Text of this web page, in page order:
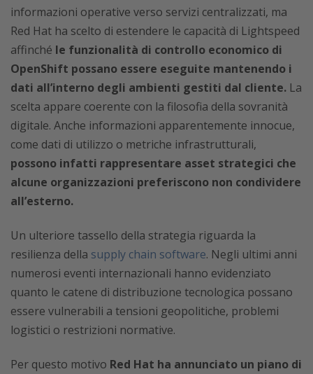
informazioni operative verso servizi centralizzati, ma
Red Hat ha scelto di estendere le capacità di Lightspeed
affinché le funzionalità di controllo economico di
OpenShift possano essere eseguite mantenendo i
dati all’interno degli ambienti gestiti dal cliente. La
scelta appare coerente con la filosofia della sovranità
digitale. Anche informazioni apparentemente innocue,
come dati di utilizzo o metriche infrastrutturali,
possono infatti rappresentare asset strategici che
alcune organizzazioni preferiscono non condividere
all’esterno.
Un ulteriore tassello della strategia riguarda la
resilienza della supply chain software. Negli ultimi anni
numerosi eventi internazionali hanno evidenziato
quanto le catene di distribuzione tecnologica possano
essere vulnerabili a tensioni geopolitiche, problemi
logistici o restrizioni normative.
Per questo motivo Red Hat ha annunciato un piano di